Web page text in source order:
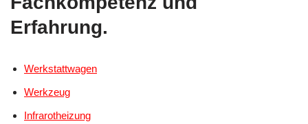
Erfahrung.
Werkstattwagen
Werkzeug
Infrarotheizung